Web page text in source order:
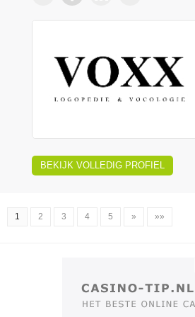
BEKIJK VOLLEDIG PROFIEL
1 2 3 4 5 » »»